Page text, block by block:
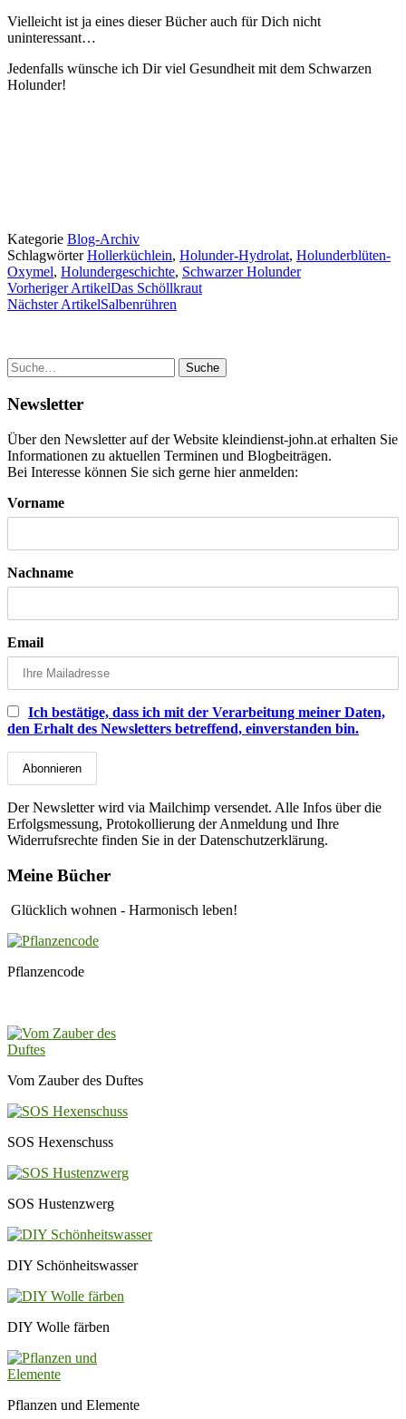
Vielleicht ist ja eines dieser Bücher auch für Dich nicht
uninteressant…
Jedenfalls wünsche ich Dir viel Gesundheit mit dem Schwarzen
Holunder!
Kategorie Blog-Archiv
SchlagwörterHollerküchlein, Holunder-Hydrolat, Holunderblüten-
Oxymel, Holundergeschichte, Schwarzer Holunder
Vorheriger ArtikelDas Schöllkraut
Nächster ArtikelSalbenrühren
Suche
Newsletter
Über den Newsletter auf der Website kleindienst-john.at erhalten Sie
Informationen zu aktuellen Terminen und Blogbeiträgen.
Bei Interesse können Sie sich gerne hier anmelden:
Vorname
Nachname
Email
Ich bestätige, dass ich mit der Verarbeitung meiner Daten,
den Erhalt des Newsletters betreffend, einverstanden bin.
Der Newsletter wird via Mailchimp versendet. Alle Infos über die
Erfolgsmessung, Protokollierung der Anmeldung und Ihre
Widerrufsrechte finden Sie in der Datenschutzerklärung.
Meine Bücher
Glücklich wohnen - Harmonisch leben!
Pflanzencode
Vom Zauber des Duftes
SOS Hexenschuss
SOS Hustenzwerg
DIY Schönheitswasser
DIY Wolle färben
Pflanzen und Elemente